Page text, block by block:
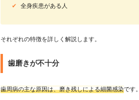
✔ 全身疾患がある人
それぞれの特徴を詳しく解説します。
歯磨きが不十分
歯周病の主な原因は、磨き残しによる細菌感染です。